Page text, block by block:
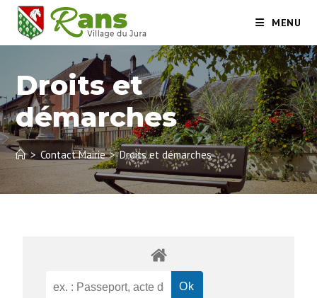
MENU
Droits et
démarches
> Contact Mairie > Droits et démarches